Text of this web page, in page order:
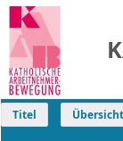
Titel Übersicht